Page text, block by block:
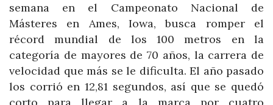
semana en el Campeonato Nacional de
Másteres en Ames, Iowa, busca romper el
récord mundial de los 100 metros en la
categoría de mayores de 70 años, la carrera de
velocidad que más se le dificulta. El año pasado
los corrió en 12,81 segundos, así que se quedó